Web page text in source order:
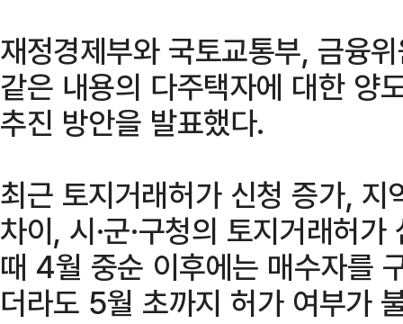
재정경제부와 국토교통부, 금융
같은 내용의 다주택자에 대한 양
추진 방안을 발표했다.
최근 토지거래허가 신청 증가,
차이, 시·군·구청의 토지거래허
때 4월 중순 이후에는 매수자를
더라도 5월 초까지 허가 여부가